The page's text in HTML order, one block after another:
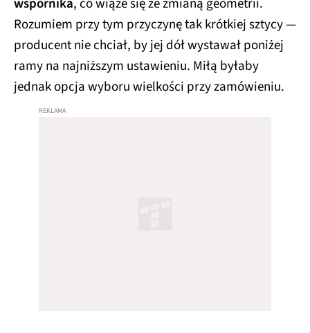
wspornika, co wiąże się ze zmianą geometrii.
Rozumiem przy tym przyczynę tak krótkiej sztycy —
producent nie chciał, by jej dół wystawał poniżej
ramy na najniższym ustawieniu. Miłą byłaby
jednak opcja wyboru wielkości przy zamówieniu.